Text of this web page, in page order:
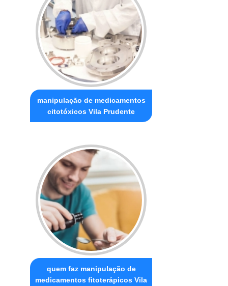
manipulação de medicamentos
citotóxicos Vila Prudente
quem faz manipulação de
medicamentos fitoterápicos Vila